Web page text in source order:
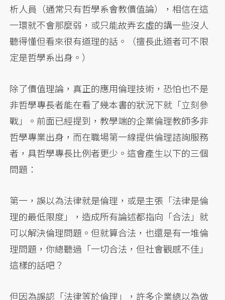
析人員（通常只有哲學系會教價值論），相信在這
一環就不會那麼弱，或只能故弄玄虛的講一些沒人
聽得懂但看來很有道理的話。（擅長此道者可不限
定是哲學系出身。）
除了價值理論，真正的應用倫理技術，恐怕也不是
非哲學專長者能在看了幾本書的狀況下就「立刻參
戰」。前面已經提到，教學端的企業倫理教師多非
哲學專業出身，而在職場第一線提供倫理諮詢服務
者，具哲學專長比例者更少。這會產生以下的三個
問題：
第一，誤以為法律就是倫理，或是主張「法律是倫
理的最低限度」，造成所有論述都指向「合法」就
可以解決倫理問題。但就算合法，也還是有一堆倫
理問題，你總聽過「一切合法，但社會觀感不佳」
這樣的話吧？
但因為誤認「法律等於倫理」，許多企業總以為做